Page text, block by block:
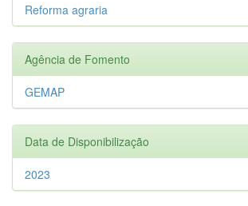
Reforma agraria
Agência de Fomento
GEMAP
Data de Disponibilização
2023